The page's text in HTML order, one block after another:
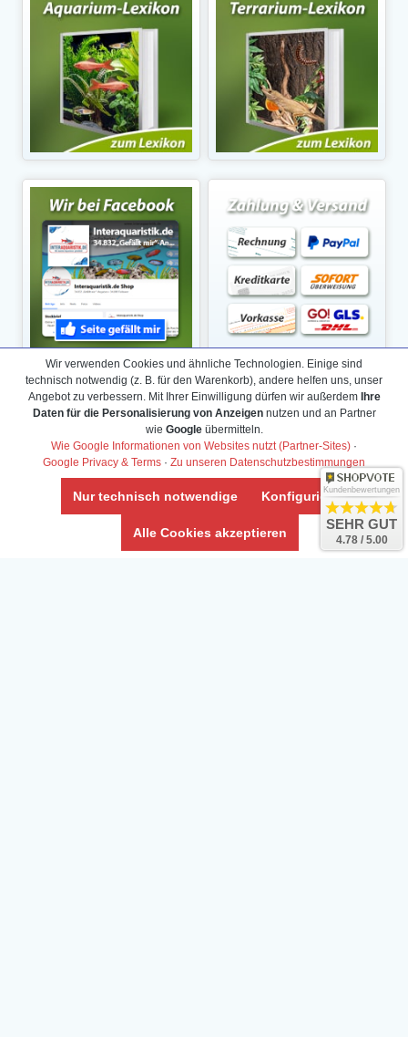
Wir verwenden Cookies und ähnliche Technologien. Einige sind
technisch notwendig (z. B. für den Warenkorb), andere helfen uns, unser
Angebot zu verbessern. Mit Ihrer Einwilligung dürfen wir außerdem Ihre
Daten für die Personalisierung von Anzeigennutzen und an Partner
wie Googleübermitteln.
Wie Google Informationen von Websites nutzt (Partner-Sites) ·
Google Privacy & Terms · Zu unseren Datenschutzbestimmungen
Nur technisch notwendige Konfigurieren
Alle Cookies akzeptieren
Kundenbewertungen
SEHR GUT
4.78 / 5.00